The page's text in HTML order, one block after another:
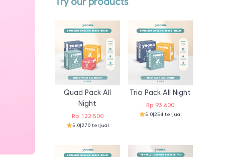
Quad Pack All
Night
Rp122.500
5.0|270 terjual
Trio Pack All Night
Rp 93.600
5.0|254 terjual